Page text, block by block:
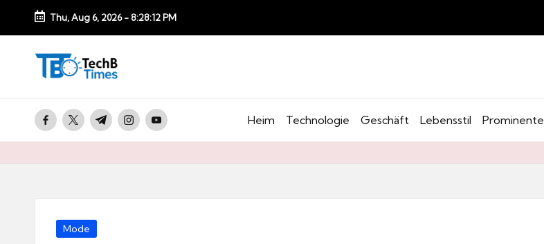
Skip
content
Thu, Aug 6, 2026- 8:28:13 PM
T
e
c
h
facebook.com
twitter.com
t.me instagram.com
youtube.com Heim Technologie Geschäft Lebensstil Prominente
Posted
Mode